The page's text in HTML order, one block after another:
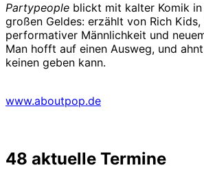
Partypeople blickt mit kalter Komik
großen Geldes: erzählt von Rich
performativer Männlichkeit und
Man hofft auf einen Ausweg, und
keinen geben kann.
www.aboutpop.de
48 aktuelle Termine